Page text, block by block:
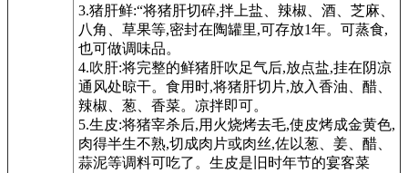
3.猪肝鲜:“将猪肝切碎,拌上盐、辣椒、酒、芝麻、
八角、草果等,密封在陶罐里,可存放1年。可蒸食,
也可做调味品。
4.吹肝:将完整的鲜猪肝吹足气后,放点盐,挂在阴凉
通风处晾干。食用时,将猪肝切片,放入香油、醋、
辣椒、葱、香菜。凉拌即可。
5.生皮:将猪宰杀后,用火烧烤去毛,使皮烤成金黄色,
肉得半生不熟,切成肉片或肉丝,佐以葱、姜、醋、
蒜泥等调料可吃了。生皮是旧时年节的宴客菜